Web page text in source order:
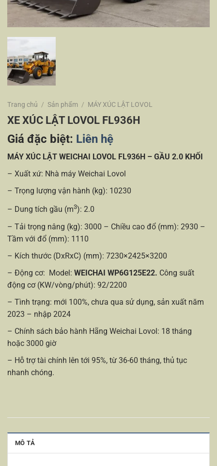
Trang chủ / Sản phẩm / MÁY XÚC LẬT LOVOL
XE XÚC LẬT LOVOL FL936H
Giá đặc biệt: Liên hệ
MÁY XÚC LẬT WEICHAI LOVOL FL936H – GẦU 2.0 KHỐI
– Xuất xứ: Nhà máy Weichai Lovol
– Trọng lượng vận hành (kg): 10230
– Dung tích gầu (m3): 2.0
– Tải trọng nâng (kg): 3000 – Chiều cao đổ (mm): 2930 –
Tầm với đổ (mm): 1110
– Kích thước (DxRxC) (mm): 7230×2425×3200
– Động cơ: Model: WEICHAI WP6G125E22. Công suất
động cơ (KW/vòng/phút): 92/2200
– Tình trạng: mới 100%, chưa qua sử dụng, sản xuất năm
2023 – nhập 2024
– Chính sách bảo hành Hãng Weichai Lovol: 18 tháng
hoặc 3000 giờ
– Hỗ trợ tài chính lên tới 95%, từ 36-60 tháng, thủ tục
nhanh chóng.
MÔ TẢ